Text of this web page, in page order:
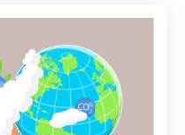
, sondern
werden,
mitwirken